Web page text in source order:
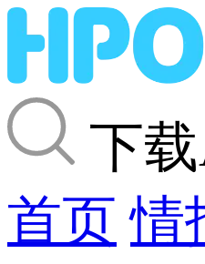
下
首页 情